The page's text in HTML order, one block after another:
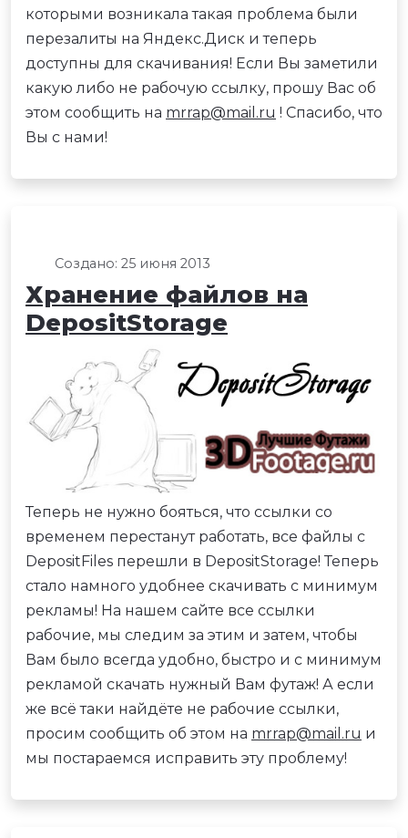
которыми возникала такая проблема были
перезалиты на Яндекс.Диск и теперь
доступны для скачивания! Если Вы заметили
какую либо не рабочую ссылку, прошу Вас об
этом сообщить на mrrap@mail.ru ! Спасибо, что
Вы с нами!
Создано: 25 июня 2013
Хранение файлов на
DepositStorage
Теперь не нужно бояться, что ссылки со
временем перестанут работать, все файлы с
DepositFiles перешли в DepositStorage! Теперь
стало намного удобнее скачивать с минимум
рекламы! На нашем сайте все ссылки
рабочие, мы следим за этим и затем, чтобы
Вам было всегда удобно, быстро и с минимум
рекламой скачать нужный Вам футаж! А если
же всё таки найдёте не рабочие ссылки,
просим сообщить об этом на mrrap@mail.ru и
мы постараемся исправить эту проблему!